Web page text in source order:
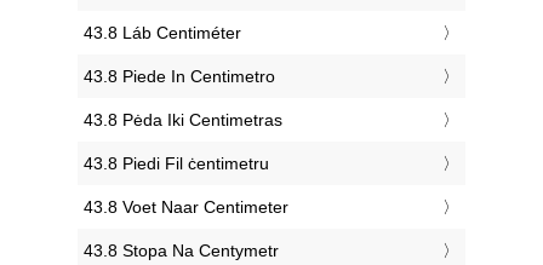
‎43.8 Láb Centiméter
‎43.8 Piede In Centimetro
‎43.8 Pėda Iki Centimetras
‎43.8 Piedi Fil ċentimetru
‎43.8 Voet Naar Centimeter
‎43.8 Stopa Na Centymetr